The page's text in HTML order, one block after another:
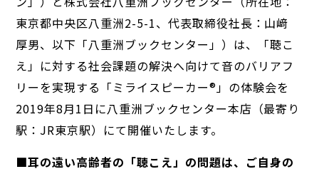
東京都中央区八重洲2-5-1、代表取締役社長：山﨑
厚男、以下「八重洲ブックセンター」）は、「聴こ
え」に対する社会課題の解決へ向けて音のバリアフ
リーを実現する「ミライスピーカー®」の体験会を
2019年8月1日に八重洲ブックセンター本店（最寄り
駅：JR東京駅）にて開催いたします。
■耳の遠い高齢者の「聴こえ」の問題は、ご自身の